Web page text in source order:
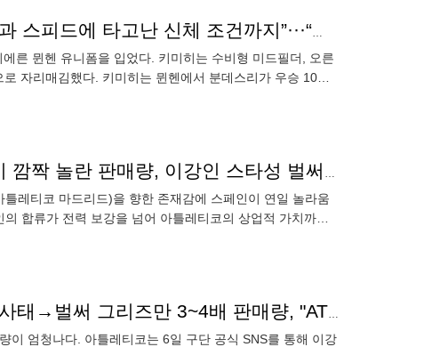
김민재 성공 비결? 독일 국대 캡틴 키미히 “기술과 스피드에 타고난 신체 조건까지”···“수비 포지션 성공엔 피지컬 아주 중요” [MK인터뷰]
른 뮌헨 유니폼을 입었다. 키미히는 수비형 미드필더, 오른
자리매김했다. 키미히는 뮌헨에서 분데스리가 우승 10회,
이강인 미쳤다, "그리즈만의 5배라니"…스페인이 깜짝 놀란 판매량, 이강인 스타성 벌써 '초대박'
레티코 마드리드)을 향한 존재감에 스페인이 연일 놀라움
합류가 전력 보강을 넘어 아틀레티코의 상업적 가치까지
'초대박' 이강인 'No.7' 효과 미쳤다! 유니폼 품절사태→벌써 그리즈만 3~4배 판매량, "ATM 팬들이 LEE에 열광하고 있다"
이 엄청나다. 아틀레티코는 6일 구단 공식 SNS를 통해 이강